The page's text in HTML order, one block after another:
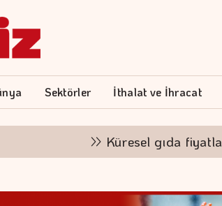
Sektörler İthalat ve İhracat
Küresel gıda fiyatları